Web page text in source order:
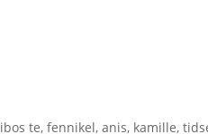
te, fennikel, anis, kamille,